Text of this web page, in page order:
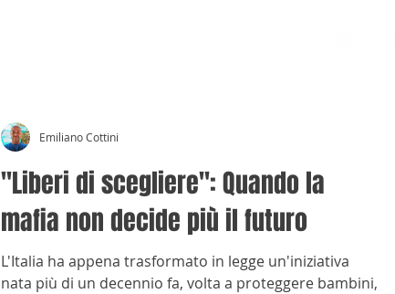
"Liberi di scegliere": Quando la
mafia non decide più il futuro
L'Italia ha appena trasformato in legge un'iniziativa
nata più di un decennio fa, volta a proteggere bambini,
Emiliano Cottini